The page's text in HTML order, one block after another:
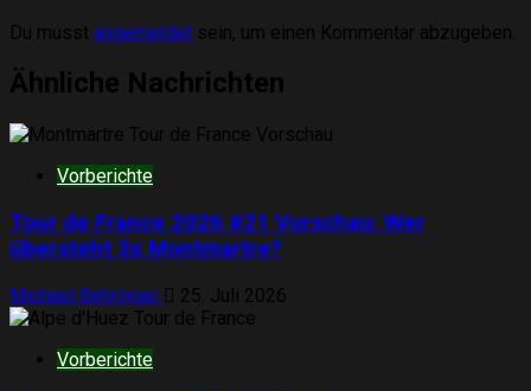
Du musst angemeldet sein, um einen Kommentar abzugeben.
Ähnliche Nachrichten
Vorberichte
Tour de France 2026 #21 Vorschau: Wer
übersteht 3x Montmartre?
Michael Behringer 25. Juli 2026
Vorberichte